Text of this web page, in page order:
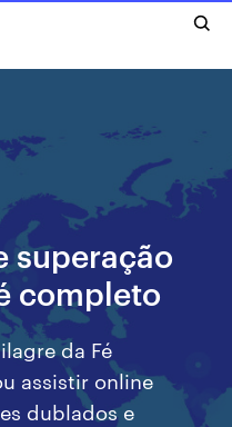
superação
completo
da Fé
assistir online
dublados e